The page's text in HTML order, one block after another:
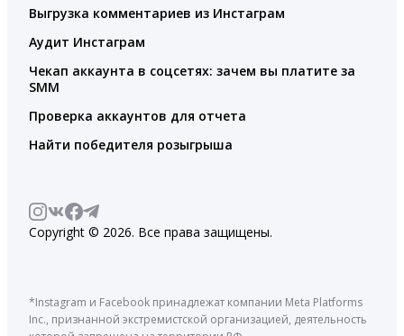
Выгрузка комментариев из Инстаграм
Аудит Инстаграм
Чекап аккаунта в соцсетях: зачем вы платите за
SMM
Проверка аккаунтов для отчета
Найти победителя розыгрыша
Copyright © 2026. Все права защищены.
*Instagram и Facebook принадлежат компании Meta Platforms
Inc., признанной экстремистской организацией, деятельность